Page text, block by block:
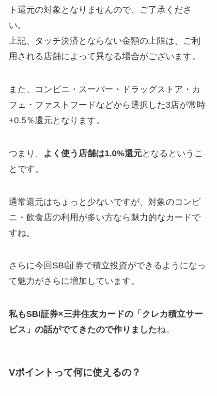
ト還元の対象となりませんので、ご了承くださ
い。
上記、タッチ決済とならない金額の上限は、ご利
用される店舗によって異なる場合がございます。
また、コンビニ・スーパー・ドラッグストア・カ
フェ・ファストフードなどから選択した3店が常時
+0.5％還元となります。
つまり、 よく使う店舗は1.0%還元となるというこ
とです。
通常還元はちょっと少ないですが、対象のコンビ
ニ・飲食店の利用が多い方なら魅力的なカードで
すね。
さらに今回SBI証券で積立投資ができるようになっ
て魅力がさらに増加しています。
私もSBI証券×三井住友カードの「クレカ積立サー
ビス」の話がでてきたので作りましたね。
Vポイントって何に使えるの？